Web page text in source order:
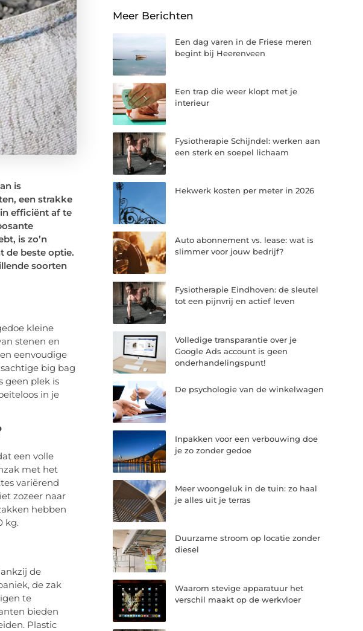
is
een strakke
efficiënt af te
is zo’n
de beste optie.
soorten
kleine
stenen en
eenvoudige
big bag
geen plek is
in je
een volle
met het
variërend
zozeer naar
hebben
kg.
de
de zak
te
bieden
Plastic
Meer Berichten
Een dag varen in de Friese meren
begint bij Heerenveen
Een trap die weer klopt met je
interieur
Fysiotherapie Schijndel: werken aan
een sterk en soepel lichaam
Hekwerk kosten per meter in 2026
Auto abonnement vs. lease: wat is
slimmer voor jouw bedrijf?
Fysiotherapie Eindhoven: de sleutel
tot een pijnvrij en actief leven
Volledige transparantie over je
Google Ads account is geen
onderhandelingspunt!
De psychologie van de winkelwagen
Inpakken voor een verbouwing doe
je zo zonder gedoe
Meer woongeluk in de tuin: zo haal
je alles uit je terras
Duurzame stroom op locatie zonder
diesel
Waarom stevige apparatuur het
verschil maakt op de werkvloer